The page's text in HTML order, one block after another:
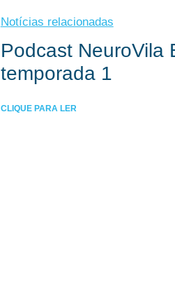
Notícias relacionadas
Podcast NeuroVila
temporada 1
CLIQUE PARA LER